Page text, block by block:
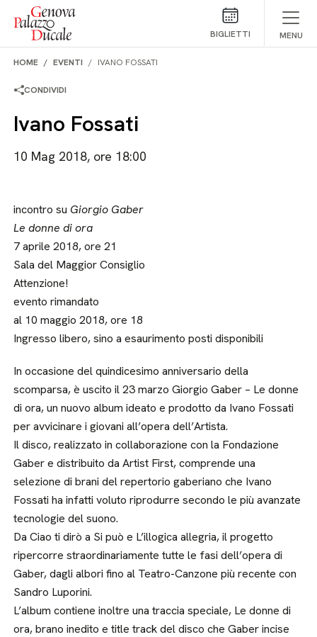
Salta al contenuto
BIGLIETTI MENU
HOME EVENTI IVANO FOSSATI
CONDIVIDI
Ivano Fossati
10 Mag 2018, ore 18:00
incontro su Giorgio Gaber
Le donne di ora
7 aprile 2018, ore 21
Sala del Maggior Consiglio
Attenzione!
evento rimandato
al 10 maggio 2018, ore 18
Ingresso libero, sino a esaurimento posti disponibili
In occasione del quindicesimo anniversario della
scomparsa, è uscito il 23 marzo Giorgio Gaber – Le donne
di ora, un nuovo album ideato e prodotto da Ivano Fossati
per avvicinare i giovani all’opera dell’Artista.
Il disco, realizzato in collaborazione con la Fondazione
Gaber e distribuito da Artist First, comprende una
selezione di brani del repertorio gaberiano che Ivano
Fossati ha infatti voluto riprodurre secondo le più avanzate
tecnologie del suono.
Da Ciao ti dirò a Si può e L’illogica allegria, il progetto
ripercorre straordinariamente tutte le fasi dell’opera di
Gaber, dagli albori fino al Teatro-Canzone più recente con
Sandro Luporini.
L’album contiene inoltre una traccia speciale, Le donne di
ora, brano inedito e title track del disco che Gaber incise